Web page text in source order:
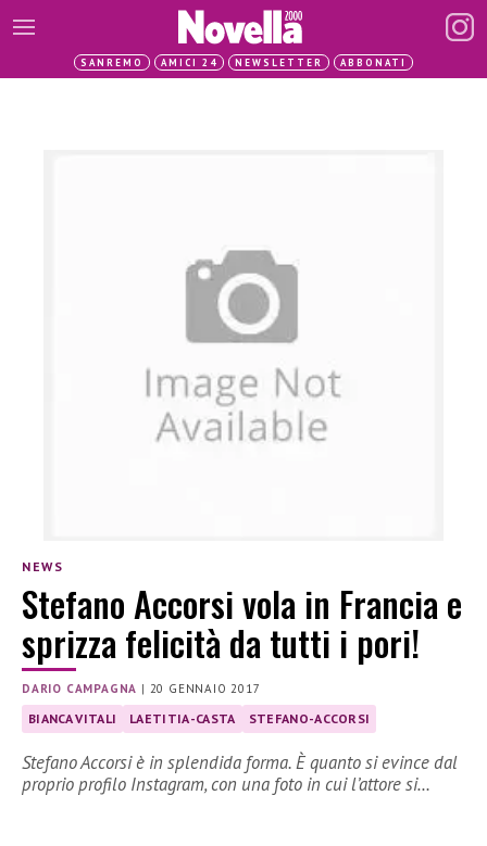
SANREMO AMICI 24 NEWSLETTER ABBONATI
NEWS
Stefano Accorsi vola in Francia e
sprizza felicità da tutti i pori!
DARIO CAMPAGNA | 20 GENNAIO 2017
BIANCA VITALI LAETITIA-CASTA STEFANO-ACCORSI
Stefano Accorsi è in splendida forma. È quanto si evince dal
proprio profilo Instagram, con una foto in cui l’attore si…